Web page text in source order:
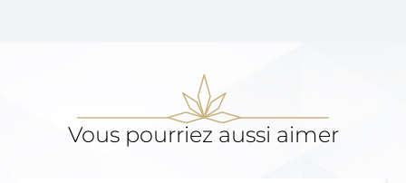
Vous pourriez aussi aimer